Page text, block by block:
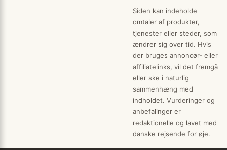
Siden kan indeholde
omtaler af produkter,
tjenester eller steder, som
ændrer sig over tid. Hvis
der bruges annoncør- eller
affiliatelinks, vil det fremgå
eller ske i naturlig
sammenhæng med
indholdet. Vurderinger og
anbefalinger er
redaktionelle og lavet med
danske rejsende for øje.